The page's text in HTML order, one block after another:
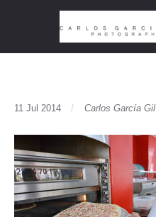
11 Jul 2014 Carlos García Gil